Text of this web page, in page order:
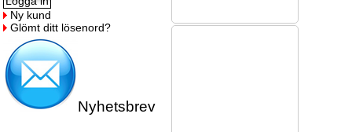
Ny kund
Glömt ditt lösenord?
Nyhetsbrev